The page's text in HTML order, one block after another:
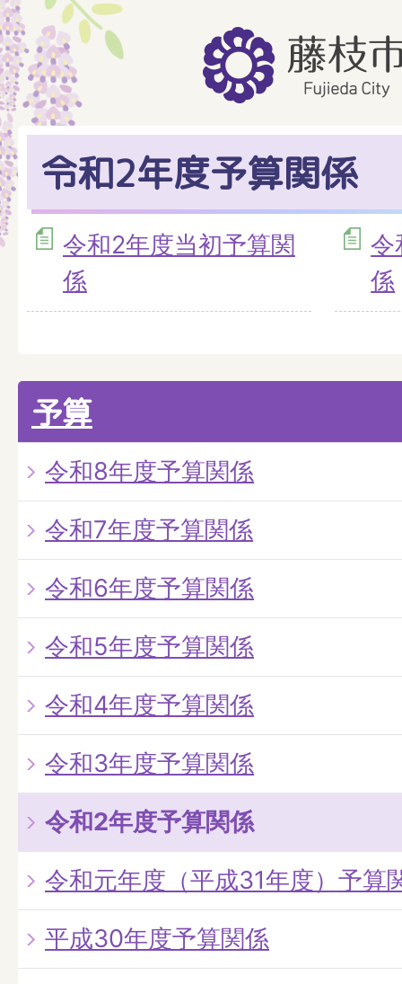
令和2年度予算関係
令和2年度当初予算関
係
令
係
予算
令和8年度予算関係
令和7年度予算関係
令和6年度予算関係
令和5年度予算関係
令和4年度予算関係
令和3年度予算関係
令和2年度予算関係
令和元年度（平成31年度）予算
平成30年度予算関係